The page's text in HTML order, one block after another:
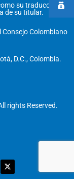
su traducción a
de su titular.
Colombiano
D.C., Colombia.
rights Reserved.
X
-
t